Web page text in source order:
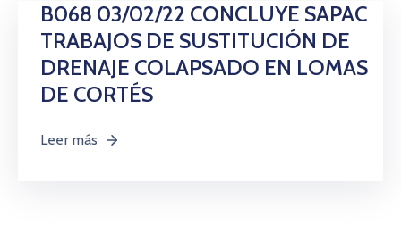
B068 03/02/22 CONCLUYE SAPAC
TRABAJOS DE SUSTITUCIÓN DE
DRENAJE COLAPSADO EN LOMAS
DE CORTÉS
Leer más